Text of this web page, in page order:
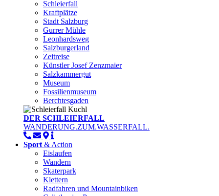
Schleierfall
Kraftplätze
Stadt Salzburg
Gurrer Mühle
Leonhardsweg
Salzburgerland
Zeitreise
Künstler Josef Zenzmaier
Salzkammergut
Museum
Fossilienmuseum
Berchtesgaden
DER SCHLEIERFALL
WANDERUNG.ZUM.WASSERFALL.
Sport& Action
Eislaufen
Wandern
Skaterpark
Klettern
Radfahren und Mountainbiken